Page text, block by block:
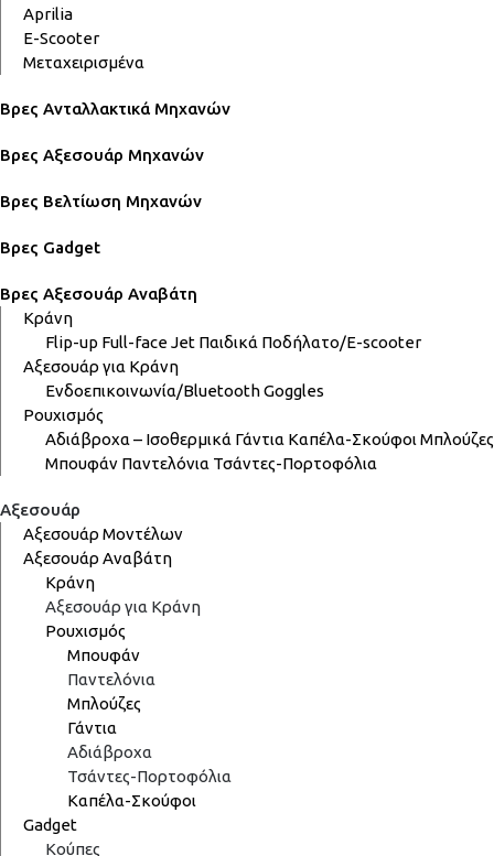
Aprilia
E-Scooter
Μεταχειρισμένα
Βρες Ανταλλακτικά Μηχανών
Βρες Αξεσουάρ Μηχανών
Βρες Βελτίωση Μηχανών
Βρες Gadget
Βρες Αξεσουάρ Αναβάτη
Κράνη
Flip-up Full-faceJet Παιδικά Ποδήλατο/E-scooter
Αξεσουάρ για Κράνη
Ενδοεπικοινωνία/BluetoothGoggles
Ρουχισμός
Αδιάβροχα – Ισοθερμικά Γάντια Καπέλα-Σκούφοι Μπλούζες
Μπουφάν Παντελόνια Τσάντες-Πορτοφόλια
Αξεσουάρ
Αξεσουάρ Μοντέλων
Αξεσουάρ Αναβάτη
Κράνη
Αξεσουάρ για Κράνη
Ρουχισμός
Μπουφάν
Παντελόνια
Μπλούζες
Γάντια
Αδιάβροχα
Τσάντες-Πορτοφόλια
Καπέλα-Σκούφοι
Gadget
Κούπες